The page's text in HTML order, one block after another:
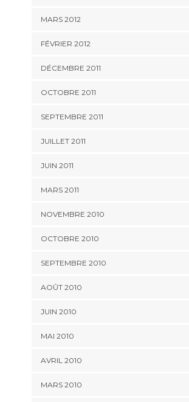
MARS 2012
FÉVRIER 2012
DÉCEMBRE 2011
OCTOBRE 2011
SEPTEMBRE 2011
JUILLET 2011
JUIN 2011
MARS 2011
NOVEMBRE 2010
OCTOBRE 2010
SEPTEMBRE 2010
AOÛT 2010
JUIN 2010
MAI 2010
AVRIL 2010
MARS 2010